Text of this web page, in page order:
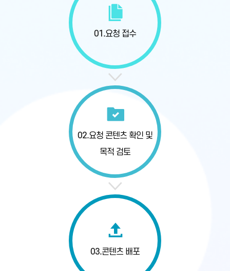
01.요청 접수
02.요청 콘텐츠 확인 및
목적 검토
03.콘텐츠 배포